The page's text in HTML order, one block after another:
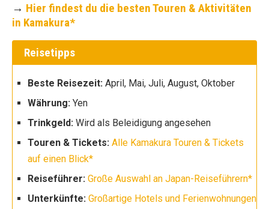
→ Hier findest du die besten Touren & Aktivitäten
in Kamakura*
Reisetipps
Beste Reisezeit: April, Mai, Juli, August, Oktober
Währung: Yen
Trinkgeld: Wird als Beleidigung angesehen
Touren & Tickets: Alle Kamakura Touren & Tickets
auf einen Blick*
Reiseführer: Große Auswahl an Japan-Reiseführern*
Unterkünfte: Großartige Hotels und Ferienwohnungen